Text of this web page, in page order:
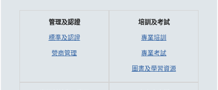
管理及認證
標準及認證
營商管理
培訓及考試
專業培訓
專業考試
圖書及學習資源